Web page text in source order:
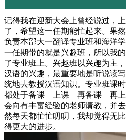
记得我在迎新大会上曾经说过，
了，希望这一任期能忙起来。果
负责本部大一翻译专业班和海洋
一任期带的就是兴趣班，所以我
了专业班上。兴趣班以兴趣为主
汉语的兴趣，最重要地是听说读
统地去教授汉语知识。专业班课
都处于备课—上课—再备课—再上
会向有丰富经验的老师请教，并
然每天都忙忙叨叨，我却觉得无
得更大的进步。